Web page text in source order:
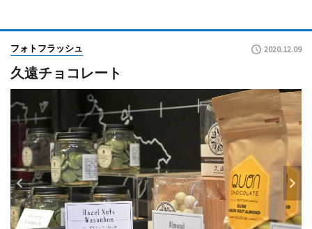
フォトフラッシュ 2020.12.09
久遠チョコレート